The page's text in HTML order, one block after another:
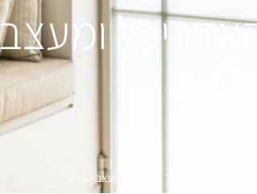
תפקידם של האדריכל ומעצב הפנים